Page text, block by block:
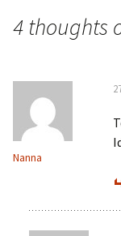
4 thoughts
Nanna